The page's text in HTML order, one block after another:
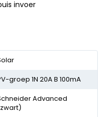
groep 1N 20A B 100mA
Advanced
invoer